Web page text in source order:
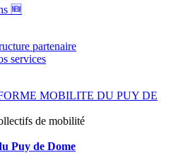
🆕
partenaire
services
MOBILITE DU PUY DE
de mobilité
Puy de Dome